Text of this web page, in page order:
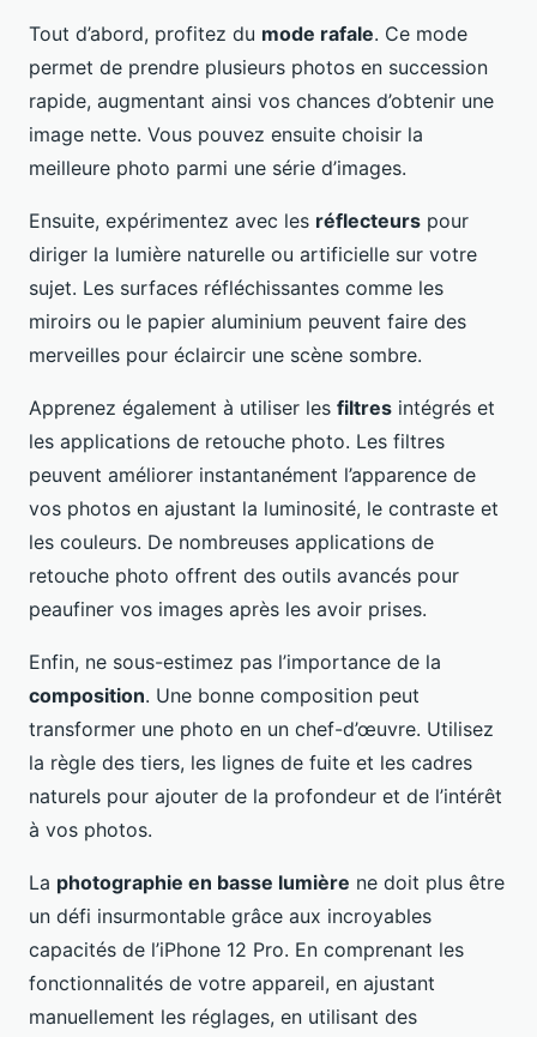
Tout d’abord, profitez du mode rafale. Ce mode
permet de prendre plusieurs photos en succession
rapide, augmentant ainsi vos chances d’obtenir une
image nette. Vous pouvez ensuite choisir la
meilleure photo parmi une série d’images.
Ensuite, expérimentez avec les réflecteurs pour
diriger la lumière naturelle ou artificielle sur votre
sujet. Les surfaces réfléchissantes comme les
miroirs ou le papier aluminium peuvent faire des
merveilles pour éclaircir une scène sombre.
Apprenez également à utiliser les filtres intégrés et
les applications de retouche photo. Les filtres
peuvent améliorer instantanément l’apparence de
vos photos en ajustant la luminosité, le contraste et
les couleurs. De nombreuses applications de
retouche photo offrent des outils avancés pour
peaufiner vos images après les avoir prises.
Enfin, ne sous-estimez pas l’importance de la
composition. Une bonne composition peut
transformer une photo en un chef-d’œuvre. Utilisez
la règle des tiers, les lignes de fuite et les cadres
naturels pour ajouter de la profondeur et de l’intérêt
à vos photos.
La photographie en basse lumière ne doit plus être
un défi insurmontable grâce aux incroyables
capacités de l’iPhone 12 Pro. En comprenant les
fonctionnalités de votre appareil, en ajustant
manuellement les réglages, en utilisant des